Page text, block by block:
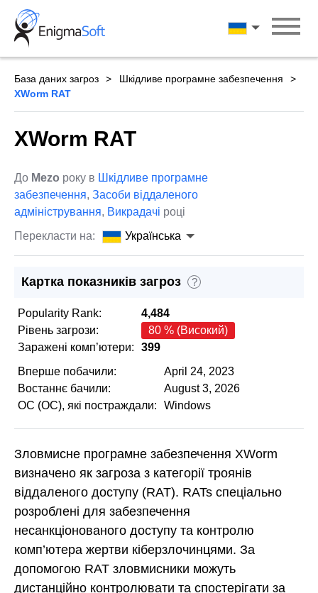
Skip
content
Українська
База даних загроз
Шкідливе програмне забезпечення
XWorm RAT
XWorm RAT
До Mezo року в Шкідливе програмне
забезпечення, Засоби віддаленого
адміністрування, Викрадачі році
Перекласти на:
Українська
Картка показників загроз ?
Popularity Rank:
4,484
Рівень загрози:
80 % (Високий)
Заражені комп’ютери:
399
Вперше побачили:
April 24, 2023
Востаннє бачили:
August 3, 2026
ОС (ОС), які постраждали:
Windows
Зловмисне програмне забезпечення XWorm
визначено як загроза з категорії троянів
віддаленого доступу (RAT). RATs спеціально
розроблені для забезпечення
несанкціонованого доступу та контролю
комп’ютера жертви кіберзлочинцями. За
допомогою RAT зловмисники можуть
дистанційно контролювати та спостерігати за